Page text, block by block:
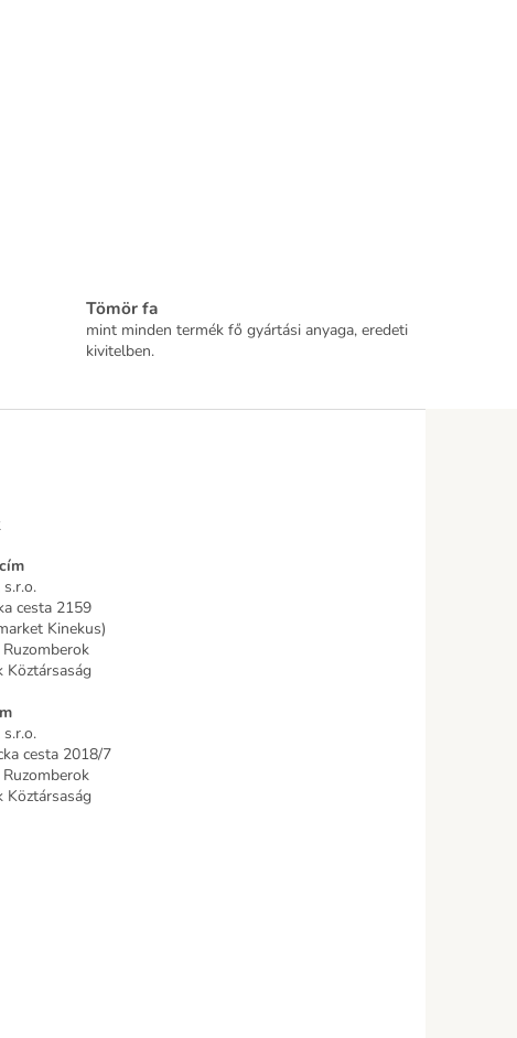
Tömör fa
mint minden termék fő gyártási anyaga, eredeti
kivitelben.
cesta 2159
Kinekus)
Köztársaság
cesta 2018/7
Köztársaság